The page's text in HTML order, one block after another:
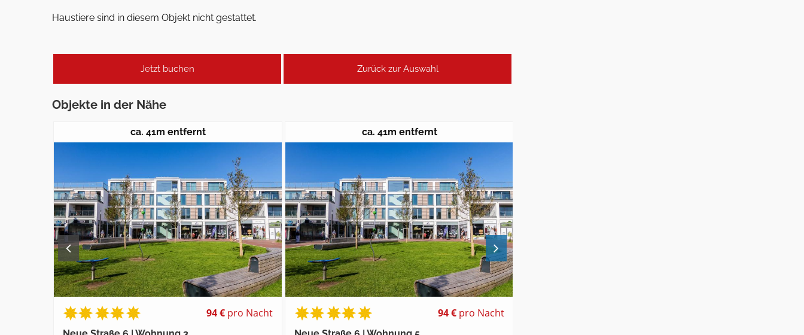
Haustiere sind in diesem Objekt nicht gestattet.
Jetzt buchen Zurück zur Auswahl
Objekte in der Nähe
ca. 41m entfernt
94 € pro Nacht
ca. 41m entfernt
94 € pro Nacht